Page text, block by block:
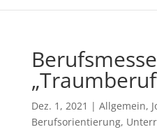
Berufsmesse
Dez. 1, 2021 | Allgemein,
Berufsorientierung,